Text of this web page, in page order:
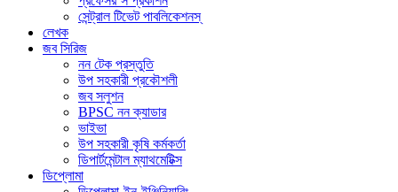
সেন্ট্রাল টিভেট পাবলিকেশনস্
লেখক
জব সিরিজ
নন টেক প্রস্তুতি
উপ সহকারী প্রকৌশলী
জব সলুশন
BPSC নন ক্যাডার
ভাইভা
উপ সহকারী কৃষি কর্মকর্তা
ডিপার্টমেন্টাল ম্যাথমেটিক্স
ডিপ্লোমা